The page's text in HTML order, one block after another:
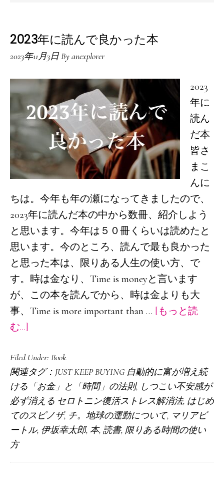
2023年に読んで良かった本
2023年11月3日Byanexplorer
2023
年に
読ん
だ本
皆さ
まこ
んに
ちは。今年も年の瀬になってきましたので、
2023年に読んだ本の中から数冊、紹介しよう
と思います。今年は５０冊くらいは読めたと
思います。今のところ、読んで最も良かった
と思った本は、限りある人生の使い方、で
す。時は金なり、Time is moneyと言います
が、この本を読んでから、時は金よりも大
事、Time is more important than … [もっと読
む...]
年
に
読
ん
で
Filed Under: Book
関連タグ： JUST KEEP BUYING 自動的に富が増え続
ける「お金」と「時間」の法則, しつこい不安感が
必ず消える セロトニン復活ストレス解消法, はじめ
てのスピノザ, チ。地球の運動について, マリアビ
ートル, 伊坂幸太郎, 本, 読書, 限りある時間の使い
方